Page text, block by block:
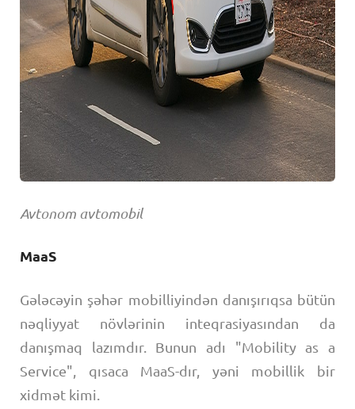
Avtonom avtomobil
MaaS
Gələcəyin şəhər mobilliyindən danışırıqsa bütün
nəqliyyat növlərinin inteqrasiyasından da
danışmaq lazımdır. Bunun adı "Mobility as a
Service", qısaca MaaS-dır, yəni mobillik bir
xidmət kimi.